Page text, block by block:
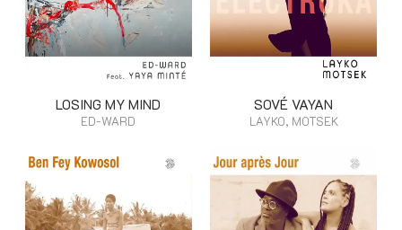
LOSING MY MIND
ED-WARD
SOVÉ VAYAN
LAYKO, MOTSEK